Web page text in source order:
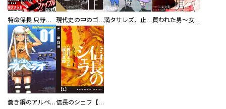
特命係長 只野仁ファイナル 愛蔵版 現代史の中のゴルゴ13 満タサレズ、止メラレズ 買われた男～女性限定快感セラピスト～【描き下ろしおまけ付き特装版】
蒼き鋼のアルペジオ 信長のシェフ【単話版】